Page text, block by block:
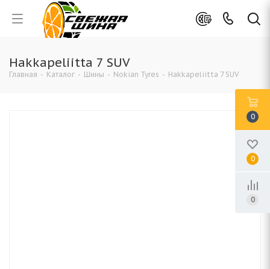
Hakkapeliitta 7 SUV
Главная - Каталог - Шины - Nokian Tyres - Hakkapeliitta 7 SUV
0
0
0